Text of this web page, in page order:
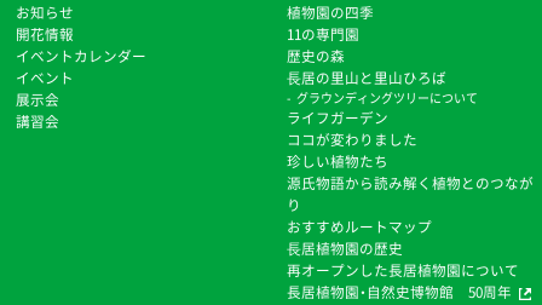
お知らせ
開花情報
イベントカレンダー
イベント
展示会
講習会
植物園の四季
11の専門園
歴史の森
⻑居の里山と里山ひろば
グラウンディングツリーについて
ライフガーデン
ココが変わりました
珍しい植物たち
源氏物語から読み解く植物とのつなが
り
おすすめルートマップ
⻑居植物園の歴史
再オープンした長居植物園について
長居植物園・自然史博物館 50周年